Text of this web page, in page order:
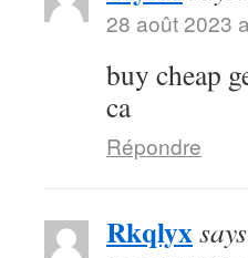
28 août 2023
buy cheap
ca
Répondre
Rkqlyx